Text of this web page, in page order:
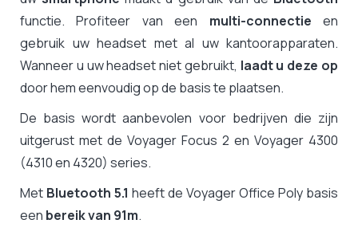
functie. Profiteer van een multi-connectie en
gebruik uw headset met al uw kantoorapparaten.
Wanneer u uw headset niet gebruikt, laadt u deze op
door hem eenvoudig op de basis te plaatsen.
De basis wordt aanbevolen voor bedrijven die zijn
uitgerust met de Voyager Focus 2 en Voyager 4300
(4310 en 4320) series.
Met Bluetooth 5.1 heeft de Voyager Office Poly basis
een bereik van 91m.